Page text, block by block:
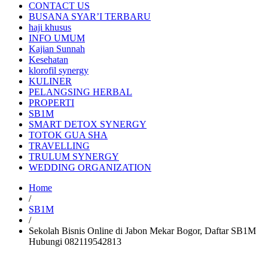
CONTACT US
BUSANA SYAR’I TERBARU
haji khusus
INFO UMUM
Kajian Sunnah
Kesehatan
klorofil synergy
KULINER
PELANGSING HERBAL
PROPERTI
SB1M
SMART DETOX SYNERGY
TOTOK GUA SHA
TRAVELLING
TRULUM SYNERGY
WEDDING ORGANIZATION
Home
/
SB1M
/
Sekolah Bisnis Online di Jabon Mekar Bogor, Daftar SB1M
Hubungi 082119542813